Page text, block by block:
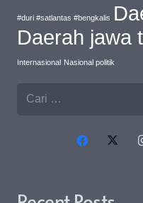
#duri #satlantas #bengkalis
Daerah jawa
Internasional Nasional politik
Cari